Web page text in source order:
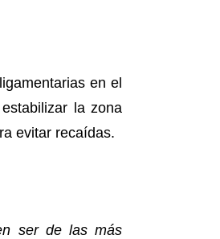
en el
la zona
evitar recaídas.
ser de las más